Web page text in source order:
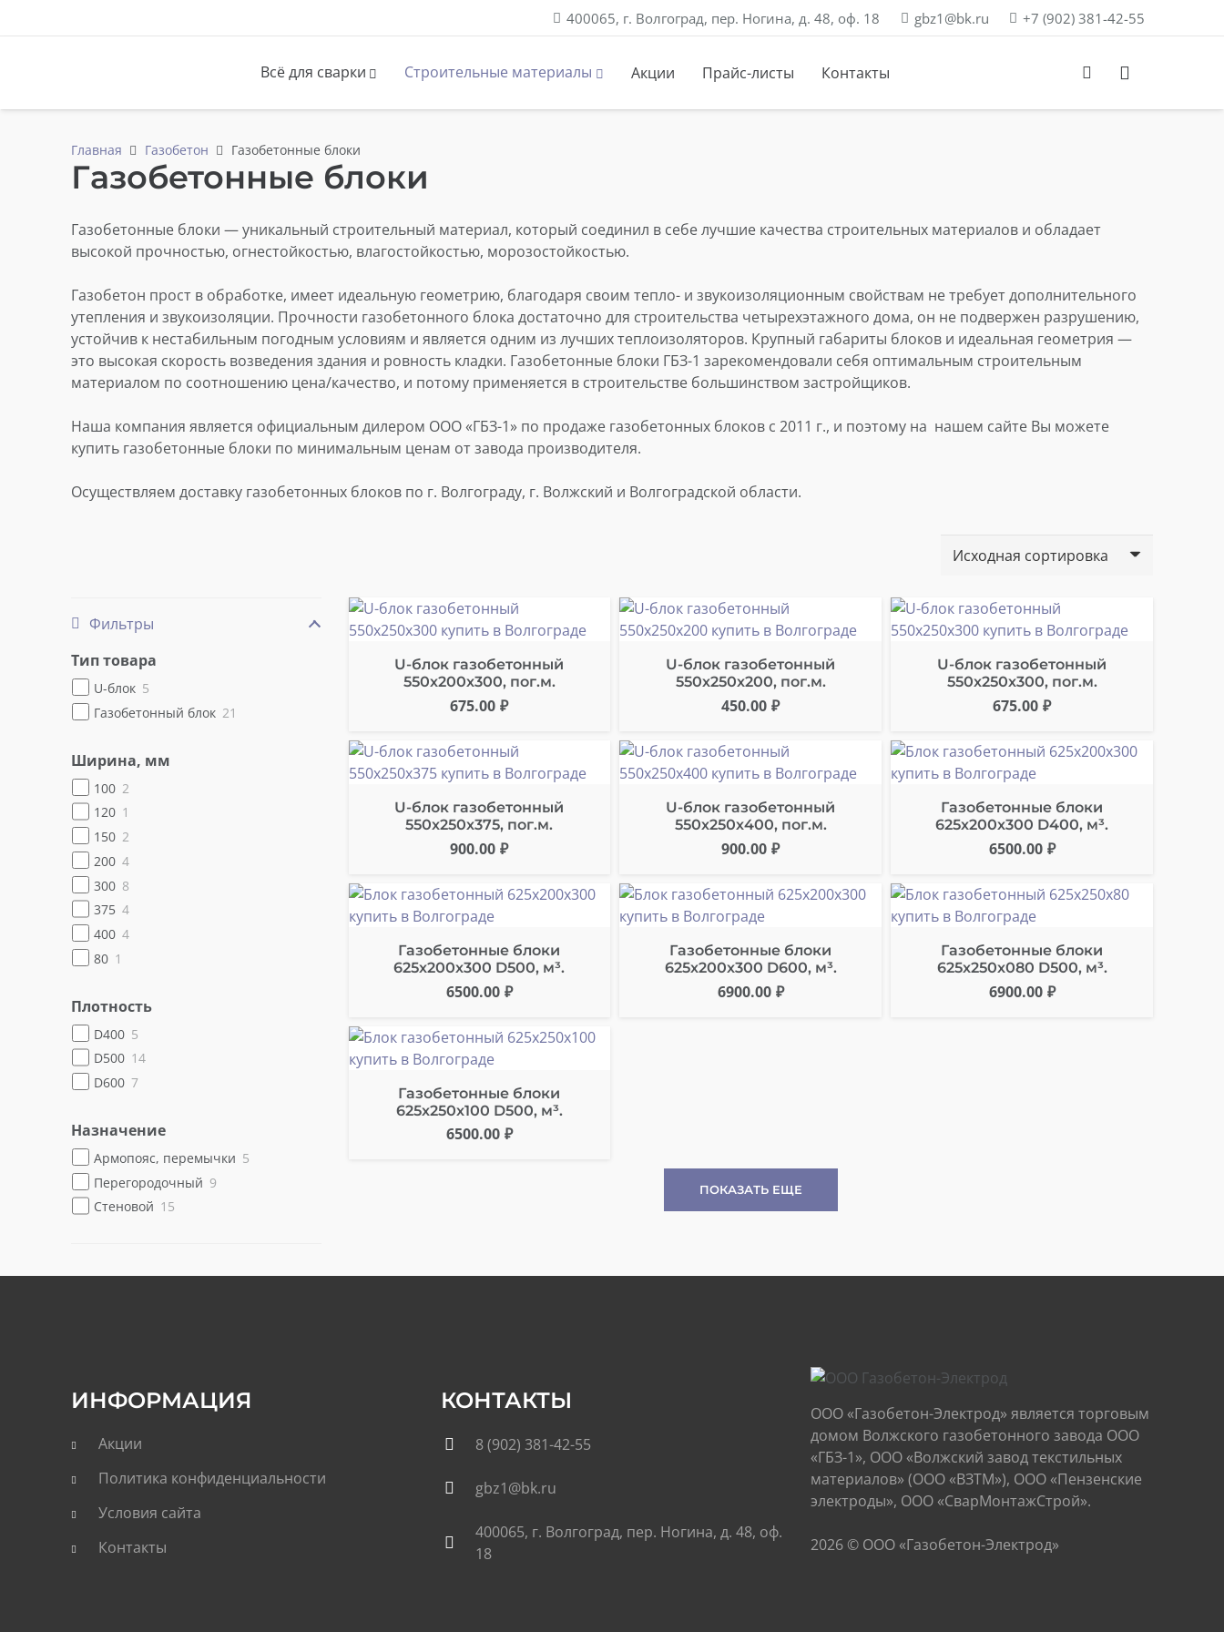
400065, г. Волгоград, пер. Ногина, д. 48, оф. 18 gbz1@bk.ru +7 (902) 381-42-55
Всё для сварки Строительные материалы Акции Прайс-листы Контакты
товаров
Главная Газобетон Газобетонные блоки
Газобетонные блоки
Газобетонные блоки — уникальный строительный материал, который соединил в себе лучшие качества строительных материалов и обладает
высокой прочностью, огнестойкостью, влагостойкостью, морозостойкостью.
Газобетон прост в обработке, имеет идеальную геометрию, благодаря своим тепло- и звукоизоляционным свойствам не требует дополнительного
утепления и звукоизоляции. Прочности газобетонного блока достаточно для строительства четырехэтажного дома, он не подвержен разрушению,
устойчив к нестабильным погодным условиям и является одним из лучших теплоизоляторов. Крупный габариты блоков и идеальная геометрия —
это высокая скорость возведения здания и ровность кладки. Газобетонные блоки ГБЗ-1 зарекомендовали себя оптимальным строительным
материалом по соотношению цена/качество, и потому применяется в строительстве большинством застройщиков.
Наша компания является официальным дилером ООО «ГБЗ-1» по продаже газобетонных блоков с 2011 г., и поэтому на нашем сайте Вы можете
купить газобетонные блоки по минимальным ценам от завода производителя.
Осуществляем доставку газобетонных блоков по г. Волгограду, г. Волжский и Волгоградской области.
Фильтры
Тип товара
U-блок 5
Газобетонный блок 21
Ширина, мм
100 2
120 1
150 2
200 4
300 8
375 4
400 4
80 1
Плотность
D400 5
D500 14
D600 7
Назначение
Армопояс, перемычки 5
Перегородочный 9
Стеновой 15
U-блок газобетонный
550х200х300, пог.м.
675.00 ₽
U-блок газобетонный
550х250х200, пог.м.
450.00 ₽
U-блок газобетонный
550х250х300, пог.м.
675.00 ₽
U-блок газобетонный
550х250х375, пог.м.
900.00 ₽
U-блок газобетонный
550х250х400, пог.м.
900.00 ₽
Газобетонные блоки
625х200х300 D400, м³.
6500.00 ₽
Газобетонные блоки
625х200х300 D500, м³.
6500.00 ₽
Газобетонные блоки
625х200х300 D600, м³.
6900.00 ₽
Газобетонные блоки
625х250х080 D500, м³.
6900.00 ₽
Газобетонные блоки
625х250х100 D500, м³.
6500.00 ₽
ПОКАЗАТЬ ЕЩЕ
ИНФОРМАЦИЯ
Акции
Политика конфиденциальности
Условия сайта
Контакты
КОНТАКТЫ
8 (902) 381-42-55
gbz1@bk.ru
400065, г. Волгоград, пер. Ногина, д. 48, оф.
18
ООО «Газобетон-Электрод» является торговым
домом Волжского газобетонного завода ООО
«ГБЗ-1», ООО «Волжский завод текстильных
материалов» (ООО «ВЗТМ»), ООО «Пензенские
электроды», ООО «СварМонтажСтрой».
2026 © ООО «Газобетон-Электрод»